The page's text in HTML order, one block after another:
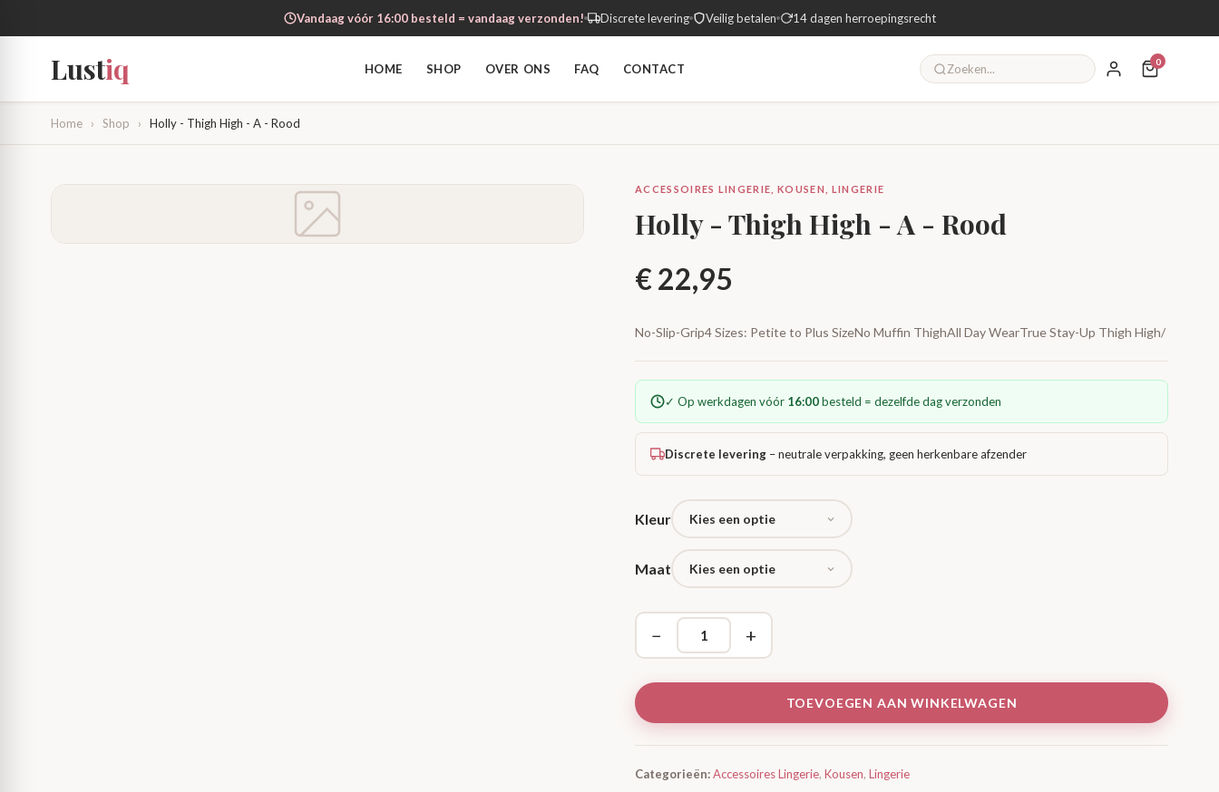
Vandaag vóór 16:00 besteld = vandaag verzonden! Discrete levering Veilig betalen 14 dagen herroepingsrecht
Lustiq HOME SHOP OVER ONS FAQ CONTACT
0
Home › Shop › Holly - Thigh High - A - Rood
ACCESSOIRES LINGERIE, KOUSEN, LINGERIE
Holly - Thigh High - A - Rood
€22,95
No-Slip-Grip4 Sizes: Petite to Plus SizeNo Muffin ThighAll Day WearTrue Stay-Up Thigh High/
✓ Op werkdagen vóór 16:00besteld = dezelfde dag verzonden
Discrete levering – neutrale verpakking, geen herkenbare afzender
Kleur
Maat
− +
TOEVOEGEN AAN WINKELWAGEN
Categorieën:Accessoires Lingerie, Kousen, Lingerie